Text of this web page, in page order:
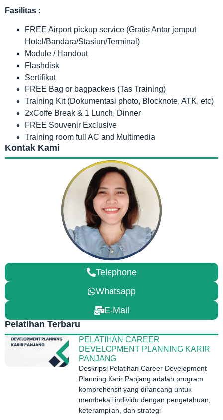
Fasilitas :
FREE Airport pickup service (Gratis Antar jemput
Hotel/Bandara/Stasiun/Terminal)
Module / Handout
Flashdisk
Sertifikat
FREE Bag or bagpackers (Tas Training)
Training Kit (Dokumentasi photo, Blocknote, ATK, etc)
2xCoffe Break & 1 Lunch, Dinner
FREE Souvenir Exclusive
Training room full AC and Multimedia
Kontak Kami
Telephone
Whatsapp
E-Mail
Pelatihan Terbaru
PELATIHAN CAREER
DEVELOPMENT PLANNING KARIR
PANJANG
Deskripsi Pelatihan Career Development
Planning Karir Panjang adalah program
komprehensif yang dirancang untuk
membekali individu dengan pengetahuan,
keterampilan, dan strategi